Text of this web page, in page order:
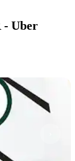
- Uber